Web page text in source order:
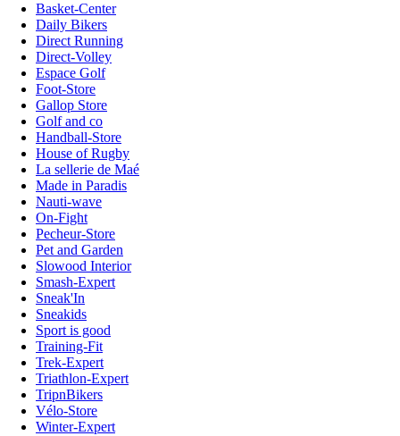
Basket-Center
Daily Bikers
Direct Running
Direct-Volley
Espace Golf
Foot-Store
Gallop Store
Golf and co
Handball-Store
House of Rugby
La sellerie de Maé
Made in Paradis
Nauti-wave
On-Fight
Pecheur-Store
Pet and Garden
Slowood Interior
Smash-Expert
Sneak'In
Sneakids
Sport is good
Training-Fit
Trek-Expert
Triathlon-Expert
TripnBikers
Vélo-Store
Winter-Expert